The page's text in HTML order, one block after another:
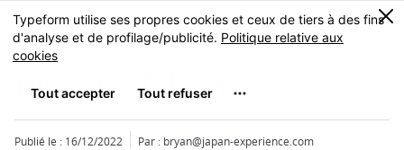
Skip
to
main
MENU
0
Bleach ブリーチ
Publié le : 16/12/2022 Par : bryan@japan-experience.com